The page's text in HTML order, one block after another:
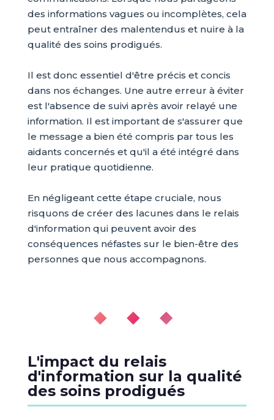
des informations vagues ou incomplètes, cela
peut entraîner des malentendus et nuire à la
qualité des soins prodigués.
Il est donc essentiel d'être précis et concis
dans nos échanges. Une autre erreur à éviter
est l'absence de suivi après avoir relayé une
information. Il est important de s'assurer que
le message a bien été compris par tous les
aidants concernés et qu'il a été intégré dans
leur pratique quotidienne.
En négligeant cette étape cruciale, nous
risquons de créer des lacunes dans le relais
d'information qui peuvent avoir des
conséquences néfastes sur le bien-être des
personnes que nous accompagnons.
◆ ◆ ◆
L'impact du relais
d'information sur la qualité
des soins prodigués